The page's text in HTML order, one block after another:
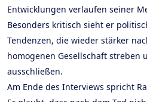
Entwicklungen verlaufen seiner
Besonders kritisch sieht er
Tendenzen, die wieder stärker
homogenen Gesellschaft streben
ausschließen.
Am Ende des Interviews spricht